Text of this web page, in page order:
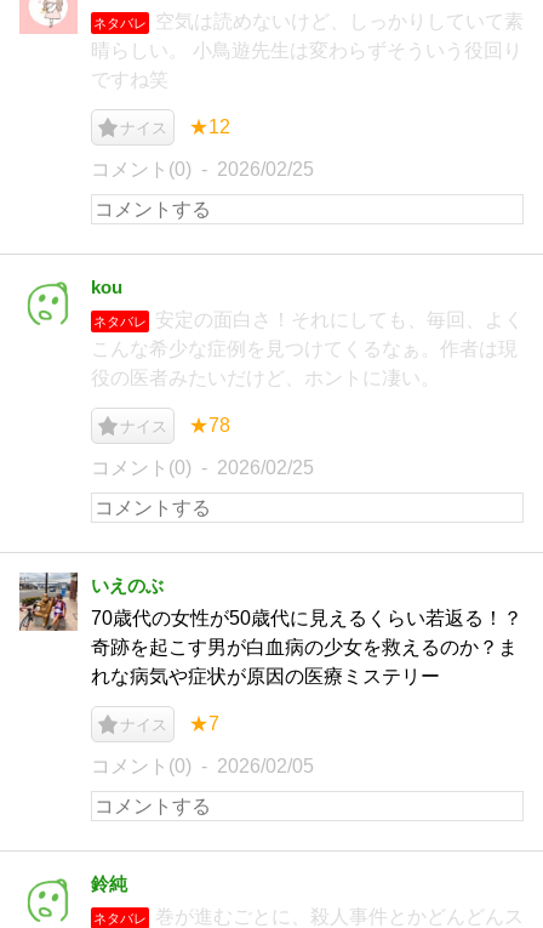
ネタバレ
空気は読めないけど、しっかりしていて素
晴らしい。 小鳥遊先生は変わらずそういう役回り
ですね笑
ナイス ★12
コメント(0) 2026/02/25
kou
ネタバレ
安定の面白さ！それにしても、毎回、よく
こんな希少な症例を見つけてくるなぁ。作者は現
役の医者みたいだけど、ホントに凄い。
ナイス ★78
コメント(0) 2026/02/25
いえのぶ
70歳代の女性が50歳代に見えるくらい若返る！？
奇跡を起こす男が白血病の少女を救えるのか？ま
れな病気や症状が原因の医療ミステリー
ナイス ★7
コメント(0) 2026/02/05
鈴純
ネタバレ 巻が進むごとに、殺人事件とかどんどんス